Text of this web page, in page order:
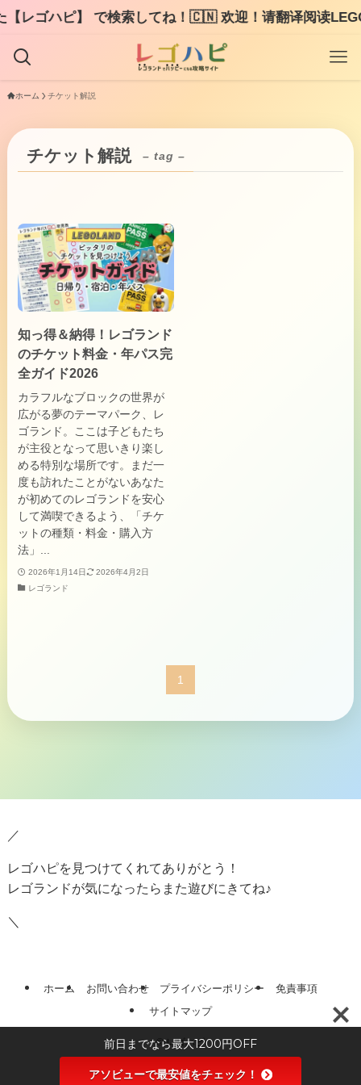
レゴハピ】 で検索してね！🇨🇳 欢迎！请翻译阅读
ホーム チケット解説
チケット解説 – tag –
知っ得＆納得！レゴランド
のチケット料金・年パス完
全ガイド2026
カラフルなブロックの世界が
広がる夢のテーマパーク、レ
ゴランド。ここは子どもたち
が主役となって思いきり楽し
める特別な場所です。まだ一
度も訪れたことがないあなた
が初めてのレゴランドを安心
して満喫できるよう、「チケ
ットの種類・料金・購入方
法」...
2026年1月14日
2026年4月2日
レゴランド
1
／
レゴハピを見つけてくれてありがとう！
レゴランドが気になったらまた遊びにきてね♪
＼
ホーム お問い合わせ プライバシーポリシー
免責事項
サイトマップ
©レゴハピ
前日までなら最大1200円OFF
アソビューで最安値をチェック！